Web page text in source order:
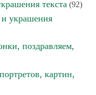
текста (92)
и украшения
поздравляем,
картин,